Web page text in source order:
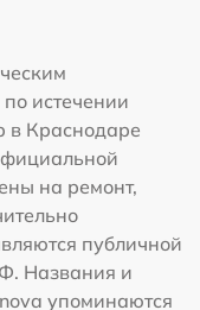
истечении
в Краснодаре
на ремонт,
публичной
Названия и
упоминаются